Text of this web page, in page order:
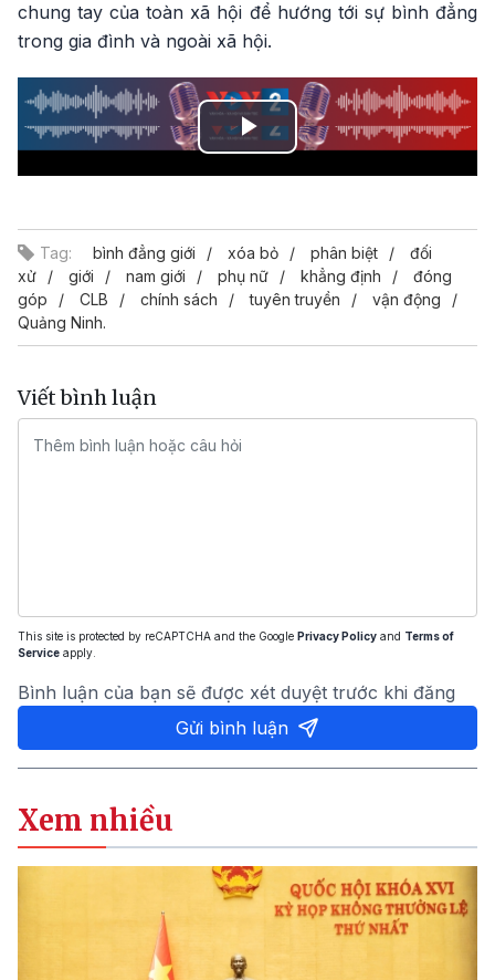
chung tay của toàn xã hội để hướng tới sự bình đẳng
trong gia đình và ngoài xã hội.
Play
Tag: bình đẳng giới xóa bỏ phân biệt
đối
xử
giới nam giới phụ nữ khẳng định
đóng
góp
CLB chính sách tuyên truyền
vận động
Quảng Ninh.
Viết bình luận
This site is protected by reCAPTCHA and the Google Privacy Policy and Terms of
Service apply.
Bình luận của bạn sẽ được xét duyệt trước khi đăng
Gửi bình luận
Xem nhiều